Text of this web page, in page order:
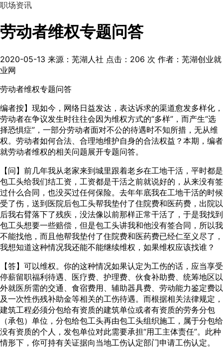
职场资讯
劳动者维权专题问答
2020-05-13 来源：芜湖人社 点击： 206 次 作者：芜湖创业就
业网
劳动者维权专题问答
编者按】现如今，网络日益发达，表达诉求的渠道愈发多样化，
劳动者在争议发生时往往会因为维权方式的“多样”，而产生“选
择恐惧症”，一部分劳动者面对不公的待遇时不知所措，无从维
权。劳动者如何合法、合理地维护自身的合法权益？本期，编者
就劳动者维权的相关问题展开专题问答。
【问】前几年我从老家来到城里跟着老乡在工地干活，平时都是
包工头给我们结工资，工资都是干活之前就说好的，从来没有签
过什么合同，也没买过任何保险。去年年底我在工地干活的时候
受了伤，送到医院后包工头帮我垫付了住院费和医药费，出院以
后我右臂落下了残疾，没法像以前那样正常干活了，于是我找到
包工头想要一些赔偿，但是包工头讲我和他没有签合同，所以我
不能找他，而且他帮我垫付了住院费和医药费已经仁至义尽了，
我想知道这种情况我还能不能继续维权，如果维权应该找谁？
【答】可以维权。你的这种情况如果认定为工伤的话，应当享受
停薪留职福利待遇、医疗费、护理费、伙食补助费、统筹地区以
外就医所需的交通、食宿费用、辅助器具费、劳动能力鉴定费以
及一次性伤残补助金等相关的工伤待遇。而根据相关法律规定，
建筑工程必须分包给有资质的建筑单位或者有资质的劳务分包
（承包）单位，分包给包工头再由包工头组织施工，属于分包给
没有资质的个人，发包单位对此需要承担“用工主体责任”。此种
情形下，你可持有关证据向当地工伤认定部门申请工伤认定。